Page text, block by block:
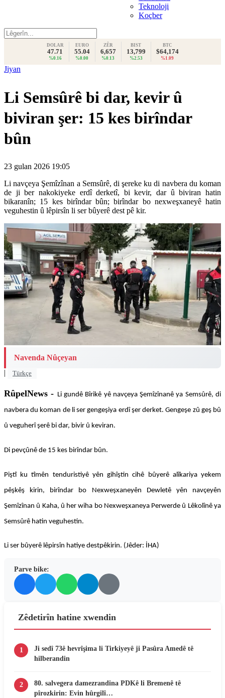
Teknoloji
Koçber
DOLAR
47.71
%0.16
EURO
55.04
%0.00
ZÊR
6,657
%0.13
BIST
13,799
%2.53
BTC
$64,174
%1.09
Jiyan
Li Semsûrê bi dar, kevir û
biviran şer: 15 kes birîndar
bûn
23 gulan 2026 19:05
Li navçeya Şemîzînan a Semsûrê, di şereke ku di navbera du koman
de ji ber nakokiyeke erdî derketî, bi kevir, dar û biviran hatin
bikaranîn; 15 kes birîndar bûn; birîndar bo nexweşxaneyê hatin
veguhestin û lêpirsîn li ser bûyerê dest pê kir.
Navenda Nûçeyan
|
Türkçe
RûpelNews - Li gundê Bîrikê yê navçeya Şemîzînanê ya Semsûrê, di
navbera du koman de li ser gengeşiya erdî şer derket. Gengeşe zû geş bû
û veguherî şerê bi dar, bivir û keviran.
Di pevçûnê de 15 kes birîndar bûn.
Piştî ku tîmên tenduristiyê yên gihîştin cihê bûyerê alîkariya yekem
pêşkêş kirin, birîndar bo Nexweşxaneyên Dewletê yên navçeyên
Şemîzînan û Kaha, û her wiha bo Nexweşxaneya Perwerde û Lêkolînê ya
Semsûrê hatin veguhestin.
Li ser bûyerê lêpirsîn hatiye destpêkirin. (Jêder: İHA)
Parve bike:
Zêdetirîn hatine xwendin
1
Ji sedî 73ê hevrîşima li Tirkiyeyê ji Pasûra Amedê tê
hilberandin
2
80. salvegera damezrandina PDKê li Bremenê tê
pîrozkirin: Evin hûrgilî…